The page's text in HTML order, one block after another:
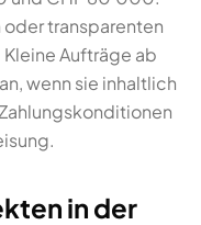
transparenten
Aufträge ab
wenn sie inhaltlich
in der